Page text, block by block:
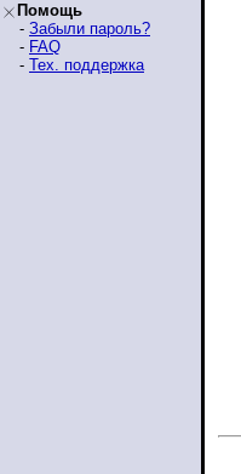
Помощь
- Забыли пароль?
- FAQ
- Тех. поддержка